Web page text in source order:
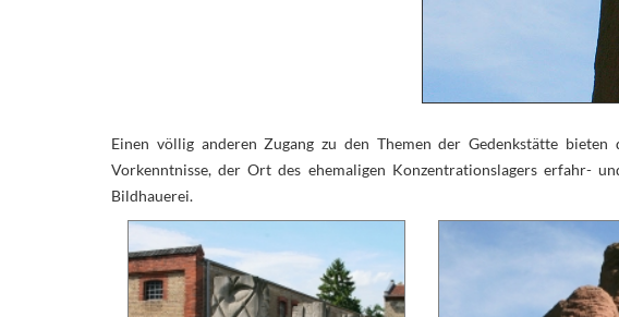
Einen völlig anderen Zugang zu den Themen der Gedenkstätte
Vorkenntnisse, der Ort des ehemaligen Konzentrationslagers erfahr-
Bildhauerei.